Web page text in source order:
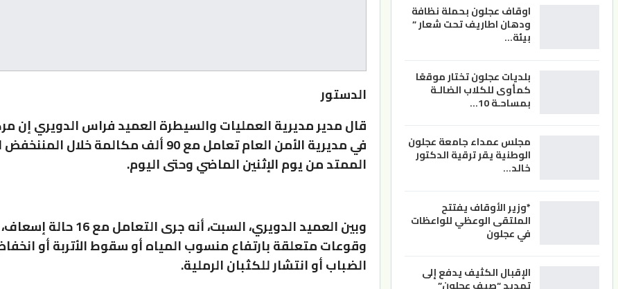
الدستور
قال مدير مديرية العمليات والسيطرة العميد فراس الدويري إن
في مديرية الأمن العام تعامل مع 90 ألف مكالمة خلال
الممتد من يوم الإثنين الماضي وحتى اليوم.
وقوعات متعلقة بارتفاع منسوب المياه أو سقوط الأتربة أو
الضباب أو انتشار للكثبان الرملية.
اوقاف عجلون بحملة نظافة
ودهان اطاريف تحت شعار ”
بيئة…
بلديات عجلون تختار موقعًا
كمأوى للكلاب الضالـة
بمساحـة 10…
مجلس عمداء جامعة عجلون
الوطنية يقر ترقية الدكتور
خالد…
*وزير الأوقاف يفتتح
الملتقى الوعظي للواعظات
في عجلون
الإقبال الكثيف يدفع إلى